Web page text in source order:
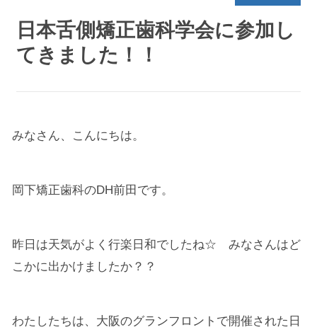
日本舌側矯正歯科学会に参加し
てきました！！
みなさん、こんにちは。
岡下矯正歯科のDH前田です。
昨日は天気がよく行楽日和でしたね☆ みなさんはど
こかに出かけましたか？？
わたしたちは、大阪のグランフロントで開催された日